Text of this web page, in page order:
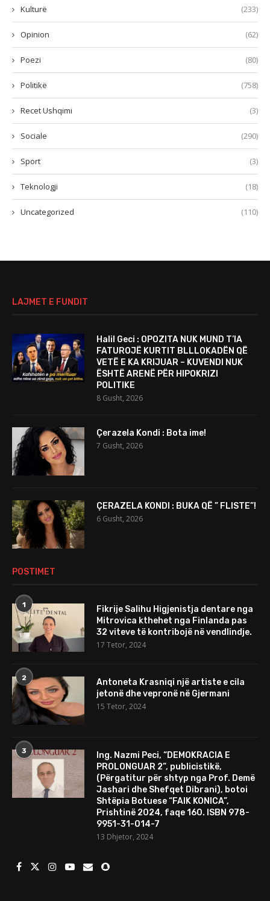
Kulturë (233)
Opinion (62)
Poezi (80)
Politikë (758)
Recet Ushqimi (3)
Sociale (290)
Sport (3)
Teknologji (18)
Uncategorized (110)
LAJMET E FUNDIT
Halil Geci : OPOZITA NUK MUND T’IA
FATUROJË KURTIT BLLLOKADËN QË
VETË E KA KRIJUAR – KUVENDI NUK
ËSHTË ARENË PËR HIPOKRIZI
POLITIKE
8 Gusht, 2026
Çerazela Kondi : Bota ime!
7 Gusht, 2026
ÇERAZELA KONDI : BUKA QË ” FLISTE”!
6 Gusht, 2026
POSTIMET
1
Fikrije Salihu Higjenistja dentare nga
Mitrovica kthehet nga Finlanda pas
32 viteve të kontribojë në vendlindje.
17 Tetor, 2024
2
Antoneta Krasniqi një artiste e cila
jetonë dhe vepronë në Gjermani
15 Tetor, 2024
3
Ing. Nazmi Peci, “DEMOKRACIA E
PROLONGUAR 2”, publicistikë,
(Përgatitur për shtyp nga Prof. Demë
Jashari dhe Shefqet Dibrani), botoi
Shtëpia Botuese “FAIK KONICA”,
Prishtinë 2024, faqe 160. ISBN 978-
9951-31-014-7
13 Dhjetor, 2024